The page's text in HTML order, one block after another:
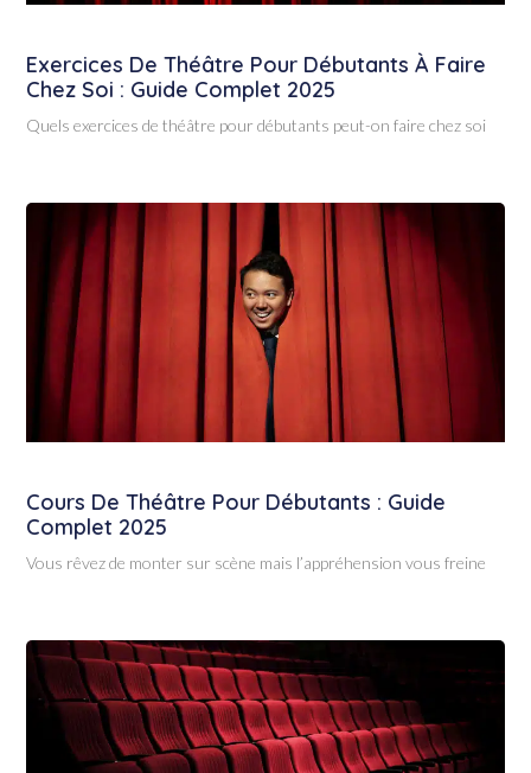
Exercices De Théâtre Pour Débutants À Faire
Chez Soi : Guide Complet 2025
Quels exercices de théâtre pour débutants peut-on faire chez soi
Cours De Théâtre Pour Débutants : Guide
Complet 2025
Vous rêvez de monter sur scène mais l’appréhension vous freine